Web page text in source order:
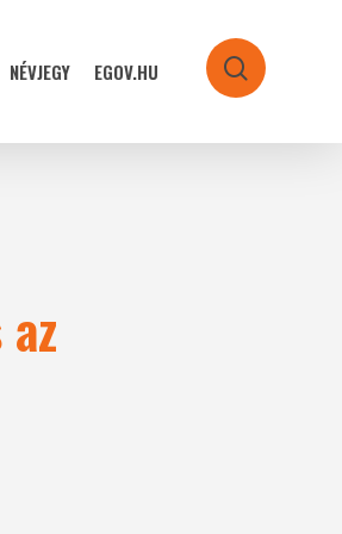
NÉVJEGY EGOV.HU search